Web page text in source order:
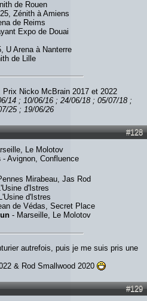
de Rouen
Zénith à Amiens
de Reims
Expo de Douai
U Arena à Nanterre
de Lille
Nicko McBrain 2017 et 2022
14 ; 10/06/16 ; 24/06/18 ; 05/07/18 ;
25 ; 19/06/26
#128
Le Molotov
- Avignon, Confluence
Mirabeau, Jas Rod
d'Istres
d'Istres
de Védas, Secret Place
- Marseille, Le Molotov
autrefois, puis je me suis pris une
& Rod Smallwood 2020
#129